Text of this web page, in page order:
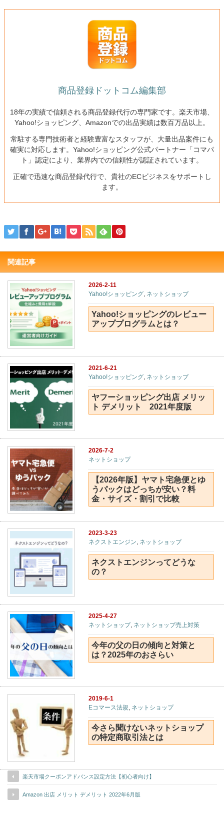
商品登録ドットコム編集部
18年の実績で信頼される商品登録代行の専門家です。楽天市場、
Yahoo!ショッピング、Amazonでの出品実績は数百万品以上。
常駐する専門技術者と経験豊富なスタッフが、大量出品案件にも
確実に対応します。Yahoo!ショッピング公式パートナー「コマパ
ト」認定により、業界内での信頼性が認証されています。
正確で迅速な商品登録代行で、貴社のECビジネスをサポートし
ます。
関連記事
2026-2-11
Yahoo!ショッピング, ネットショップ
Yahoo!ショッピングのレビュー
アッププログラムとは？
2021-6-21
Yahoo!ショッピング ネットショップ
ヤフーショッピング出店 メリッ
ト デメリット 2021年度版
2026-7-2
ネットショップ
【2026年版】ヤマト宅急便とゆ
うパックはどっちが安い？料
金・サイズ・割引で比較
2023-3-23
ネクストエンジン, ネットショップ
ネクストエンジンってどうな
の？
2025-4-27
ネットショップ, ネットショップ売上対策
今年の父の日の傾向と対策と
は？2025年のおさらい
2019-6-1
Eコマース法規, ネットショップ
今さら聞けないネットショップ
の特定商取引法とは
楽天市場クーポンアドバンス設定方法【初心者向け】
Amazon 出店 メリット デメリット 2022年6月版